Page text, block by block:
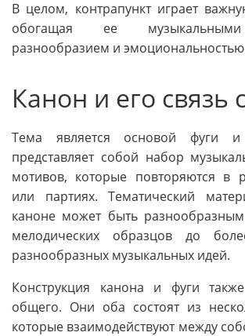
В целом, контрапункт играет
обогащая ее
разнообразием и
Канон и его связь
Тема является основой фуги
представляет собой набор
мотивов, которые повторяются в
или партиях. Тематический
каноне может быть
мелодических образцов до
разнообразных музыкальных идей.
Конструкция канона и фуги
общего. Они оба состоят из
которые взаимодействуют между